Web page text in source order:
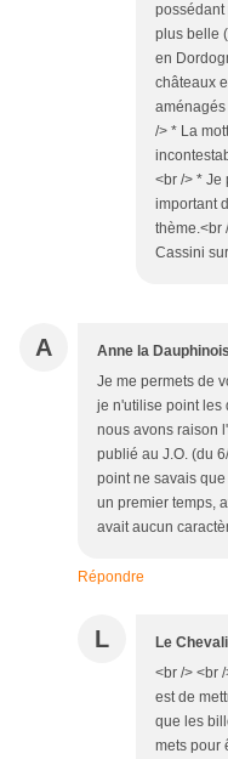
possédant
plus belle
en
châteaux
/> * La
<br /> * Je
important
thème.<br
Cassini
A Anne la
Je me permets de
je n'utilise point les
nous avons raison
publié au J.O. (du
point ne savais
un premier temps,
avait aucun
Répondre
L Le
<br /> <br
est de
que les
mets pour